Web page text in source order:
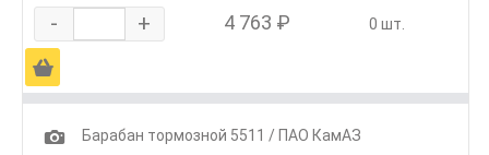
- + 4 763 ₽ 0 шт.
Ä
1
Барабан тормозной 5511 / ПАО КамАЗ